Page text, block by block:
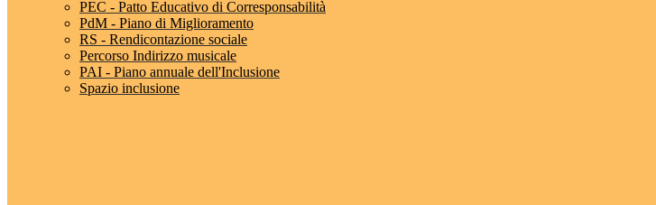
PEC - Patto Educativo di Corresponsabilità
PdM - Piano di Miglioramento
RS - Rendicontazione sociale
Percorso Indirizzo musicale
PAI - Piano annuale dell'Inclusione
Spazio inclusione